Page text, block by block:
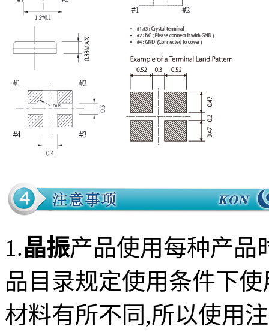
1.晶振产品使用每种产品
品目录规定使用条件下
材料有所不同,所以使用